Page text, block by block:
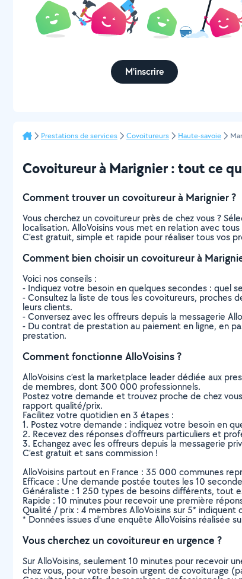
M'inscrire
Prestations de services Covoitureurs Haute-savoie
Covoitureur à Marignier : tout ce
Comment trouver un covoitureur à Marignier ?
Vous cherchez un covoitureur près de chez vous ?
localisation. AlloVoisins vous met en relation avec
C’est gratuit, simple et rapide pour réaliser tous vos
Comment bien choisir un covoitureur à
Voici nos conseils :
- Indiquez votre besoin en quelques secondes : quel
- Consultez la liste de tous les covoitureurs, proches
leurs clients.
- Conversez avec les offreurs depuis la messagerie
- Du contrat de prestation au paiement en ligne, en
prestation.
Comment fonctionne AlloVoisins ?
AlloVoisins c’est la marketplace leader dédiée aux
de membres, dont 300 000 professionnels.
Postez votre demande et trouvez proche de chez
rapport qualité/prix.
Facilitez votre quotidien en 3 étapes :
1. Postez votre demande : indiquez votre besoin en
2. Recevez des réponses d’offreurs particuliers et
3. Echangez avec les offreurs depuis la messagerie
C’est gratuit et sans commission !
AlloVoisins partout en France : 35 000 communes
Efficace : Une demande postée toutes les 10
Généraliste : 1 250 types de besoins différents, tout
Rapide : 10 minutes pour recevoir une première
Qualité / prix : 4 membres AlloVoisins sur 5*
* Données issues d’une enquête AlloVoisins réalisée
Vous cherchez un covoitureur en urgence ?
Sur AlloVoisins, seulement 10 minutes pour recevoir
chez vous, pour votre besoin urgent de covoiturage